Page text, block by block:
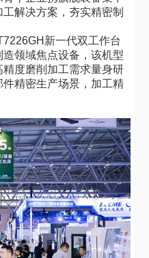
解决方案，夯实精密制
新一代双工作台
领域焦点设备，该机型
度磨削加工需求量身研
精密生产场景，加工精